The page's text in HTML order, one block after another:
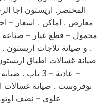
المختصر. اريستون اجا
معارض . اماكن . اسعار –
محمول – قطع غيار – صناعة
. و صيانة ثلاجات اريستون
صيانة غسالات اطباق
– عادية – 3
نوفروست . صيانة غسالات
علوي – نصف